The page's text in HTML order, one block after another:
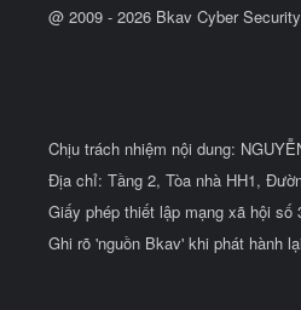
@ 2009 - 2026 Bkav Cyber Security
Chịu trách nhiệm nội dung:
Địa chỉ: Tầng 2, Tòa nhà HH1,
Giấy phép thiết lập mạng xã hội số
Ghi rõ 'nguồn Bkav' khi phát hành